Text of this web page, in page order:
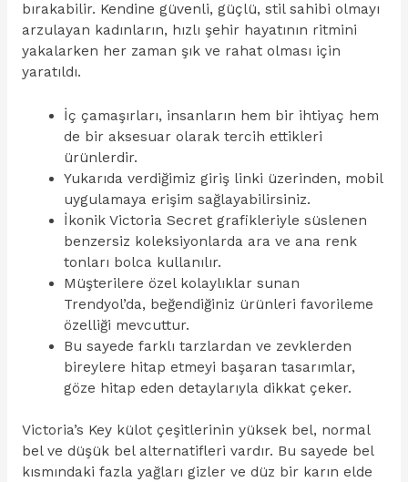
bırakabilir. Kendine güvenli, güçlü, stil sahibi olmayı
arzulayan kadınların, hızlı şehir hayatının ritmini
yakalarken her zaman şık ve rahat olması için
yaratıldı.
İç çamaşırları, insanların hem bir ihtiyaç hem
de bir aksesuar olarak tercih ettikleri
ürünlerdir.
Yukarıda verdiğimiz giriş linki üzerinden, mobil
uygulamaya erişim sağlayabilirsiniz.
İkonik Victoria Secret grafikleriyle süslenen
benzersiz koleksiyonlarda ara ve ana renk
tonları bolca kullanılır.
Müşterilere özel kolaylıklar sunan
Trendyol’da, beğendiğiniz ürünleri favorileme
özelliği mevcuttur.
Bu sayede farklı tarzlardan ve zevklerden
bireylere hitap etmeyi başaran tasarımlar,
göze hitap eden detaylarıyla dikkat çeker.
Victoria’s Key külot çeşitlerinin yüksek bel, normal
bel ve düşük bel alternatifleri vardır. Bu sayede bel
kısmındaki fazla yağları gizler ve düz bir karın elde